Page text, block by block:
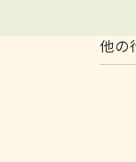
他の